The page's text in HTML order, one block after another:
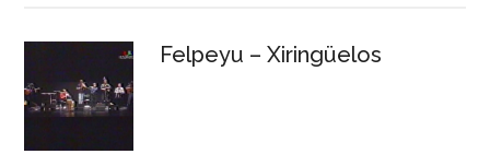
Felpeyu – Xiringüelos